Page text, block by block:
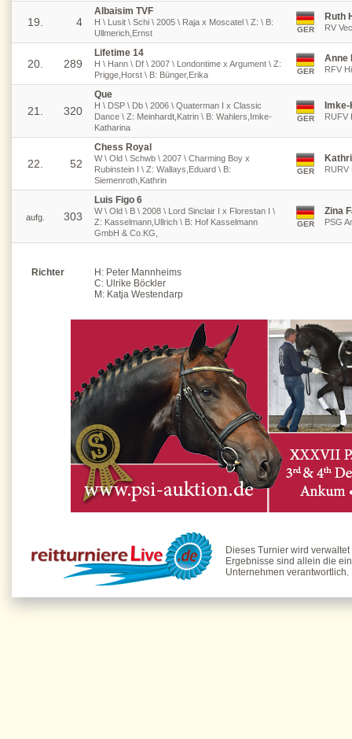
19. 4
Albaisim TVF
H \ Lusit \ Schi \ 2005 \ Raja x Moscatel \ Z: \ B:
Ullmerich,Ernst
GER
Ruth
RV
20. 289
Lifetime 14
H \ Hann \ Df \ 2007 \ Londontime x Argument \ Z:
Prigge,Horst \ B: Bünger,Erika
GER
Anne
RFV
21. 320
Que
H \ DSP \ Db \ 2006 \ Quaterman I x Classic
Dance \ Z: Meinhardt,Katrin \ B: Wahlers,Imke-
Katharina
GER RUFV
22. 52
Chess Royal
W \ Old \ Schwb \ 2007 \ Charming Boy x
Rubinstein I \ Z: Wallays,Eduard \ B:
Siemenroth,Kathrin
GER RURV
aufg. 303
Luis Figo 6
W \ Old \ B \ 2008 \ Lord Sinclair I x Florestan I \
Z: Kasselmann,Ullrich \ B: Hof Kasselmann
GmbH & Co.KG,
GER
Zina
PSG
Richter
H: Peter Mannheims
C: Ulrike Böckler
M: Katja Westendarp
Dieses Turnier wird
Ergebnisse sind allein die
Unternehmen verantwortlich.